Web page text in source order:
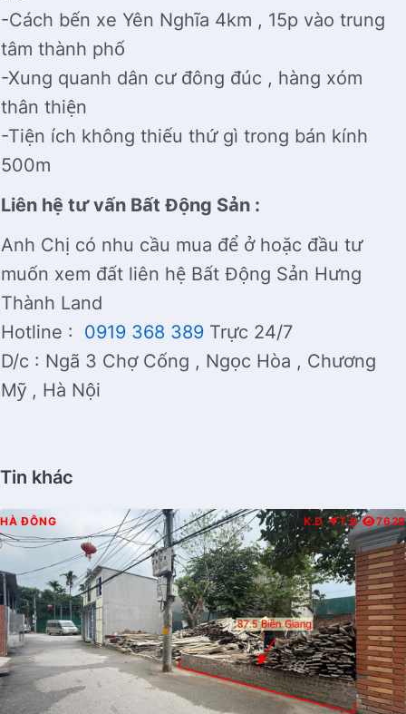
-Cách bến xe Yên Nghĩa 4km , 15p vào trung
tâm thành phố
-Xung quanh dân cư đông đúc , hàng xóm
thân thiện
-Tiện ích không thiếu thứ gì trong bán kính
500m
Liên hệ tư vấn Bất Động Sản :
Anh Chị có nhu cầu mua để ở hoặc đầu tư
muốn xem đất liên hệ Bất Động Sản Hưng
Thành Land
Hotline : 0919 368 389 Trực 24/7
D/c : Ngã 3 Chợ Cống , Ngọc Hòa , Chương
Mỹ , Hà Nội
Tin khác
HÀ ĐÔNG K.D T.B 7629